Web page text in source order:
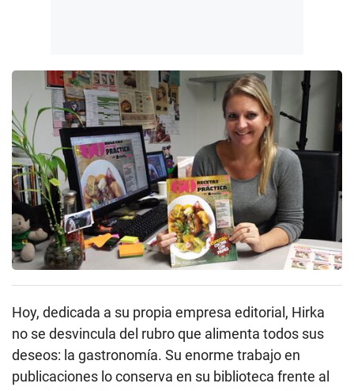
Hoy, dedicada a su propia empresa editorial, Hirka
no se desvincula del rubro que alimenta todos sus
deseos: la gastronomía. Su enorme trabajo en
publicaciones lo conserva en su biblioteca frente al